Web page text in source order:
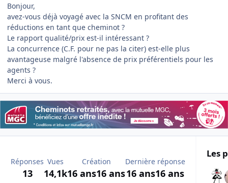
Bonjour,
avez-vous déjà voyagé avec la SNCM en profitant des
réductions en tant que cheminot ?
Le rapport qualité/prix est-il intéressant ?
La concurrence (C.F. pour ne pas la citer) est-elle plus
avantageuse malgré l'absence de prix préférentiels pour les
agents ?
Merci à vous.
Réponses
13
Vues
14,1k
Création
16 ans16 ans
Dernière réponse
16 ans16 ans
Les